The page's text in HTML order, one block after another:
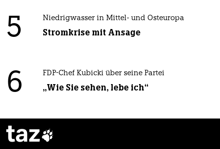
5 Niedrigwasser in Mittel- und Osteuropa
Stromkrise mit Ansage
6 FDP-Chef Kubicki über seine Partei
„Wie Sie sehen, lebe ich“
taz